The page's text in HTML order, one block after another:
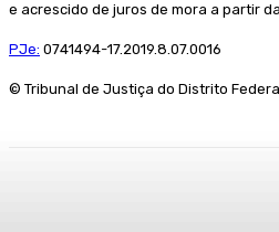
e acrescido de juros de mora a partir
PJe: 0741494-17.2019.8.07.0016
© Tribunal de Justiça do Distrito